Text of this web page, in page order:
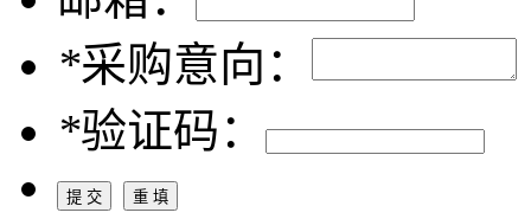
*采购意向：
*验证码：